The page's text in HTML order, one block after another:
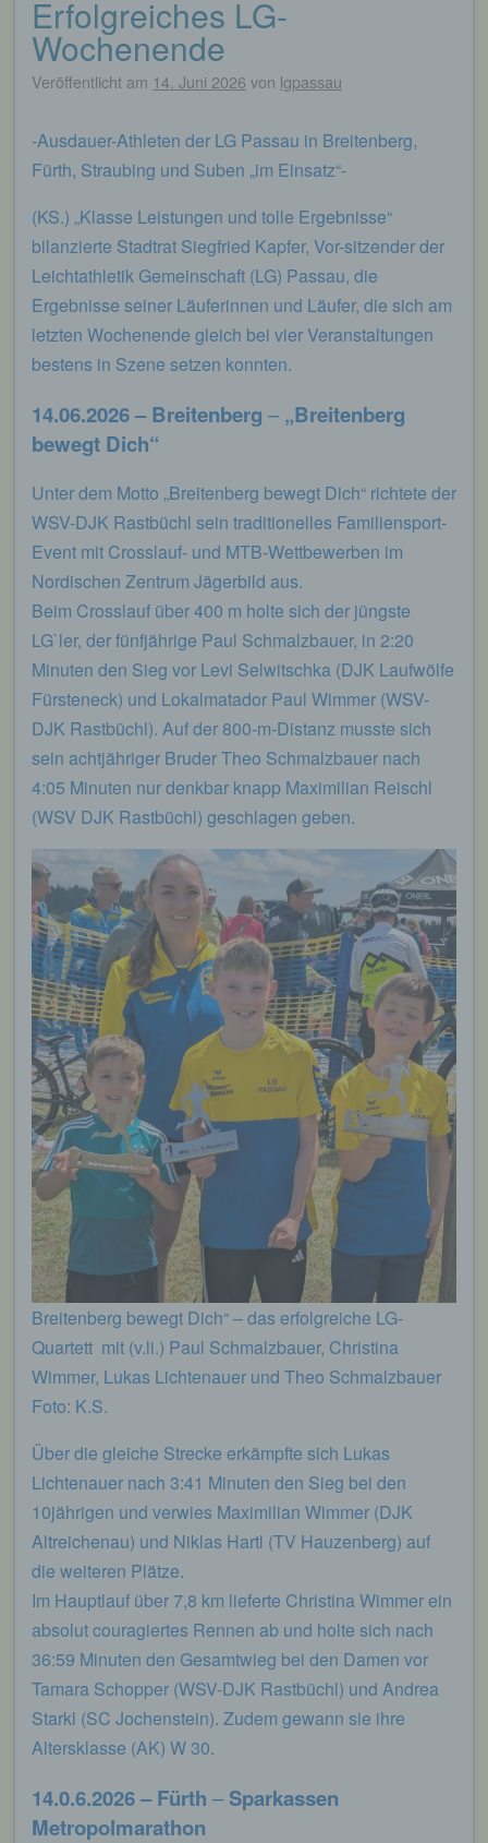
Beitragsnavigation
Erfolgreiches LG-
Wochenende
Veröffentlicht am 14. Juni 2026 von lgpassau
-Ausdauer-Athleten der LG Passau in Breitenberg,
Fürth, Straubing und Suben „im Einsatz“-
(KS.) „Klasse Leistungen und tolle Ergebnisse“
bilanzierte Stadtrat Siegfried Kapfer, Vor-sitzender der
Leichtathletik Gemeinschaft (LG) Passau, die
Ergebnisse seiner Läuferinnen und Läufer, die sich am
letzten Wochenende gleich bei vier Veranstaltungen
bestens in Szene setzen konnten.
14.06.2026 – Breitenberg –„Breitenberg
bewegt Dich“
Unter dem Motto „Breitenberg bewegt Dich“ richtete der
WSV-DJK Rastbüchl sein traditionelles Familiensport-
Event mit Crosslauf- und MTB-Wettbewerben im
Nordischen Zentrum Jägerbild aus.
Beim Crosslauf über 400 m holte sich der jüngste
LG`ler, der fünfjährige Paul Schmalzbauer, in 2:20
Minuten den Sieg vor Levi Selwitschka (DJK Laufwölfe
Fürsteneck) und Lokalmatador Paul Wimmer (WSV-
DJK Rastbüchl). Auf der 800-m-Distanz musste sich
sein achtjähriger Bruder Theo Schmalzbauer nach
4:05 Minuten nur denkbar knapp Maximilian Reischl
(WSV DJK Rastbüchl) geschlagen geben.
Breitenberg bewegt Dich“ – das erfolgreiche LG-
Quartett mit (v.li.) Paul Schmalzbauer, Christina
Wimmer, Lukas Lichtenauer und Theo Schmalzbauer
Foto: K.S.
Über die gleiche Strecke erkämpfte sich Lukas
Lichtenauer nach 3:41 Minuten den Sieg bei den
10jährigen und verwies Maximilian Wimmer (DJK
Altreichenau) und Niklas Hartl (TV Hauzenberg) auf
die weiteren Plätze.
Im Hauptlauf über 7,8 km lieferte Christina Wimmer ein
absolut couragiertes Rennen ab und holte sich nach
36:59 Minuten den Gesamtwieg bei den Damen vor
Tamara Schopper (WSV-DJK Rastbüchl) und Andrea
Starkl (SC Jochenstein). Zudem gewann sie ihre
Altersklasse (AK) W 30.
14.0.6.2026 – Fürth –Sparkassen
Metropolmarathon